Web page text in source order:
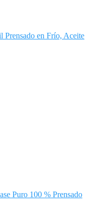
en Frío, Aceite
Puro 100 % Prensado